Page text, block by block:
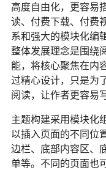
高度自由化，更容易
读、付费下载、付费
系和强大的模块化编
整体发展理念是围绕
能，将核心聚焦在内
过精心设计，只是为
阅读，让作者更容易
主题构建采用模块化
以插入页面的不同位
边栏、底部内容区、
单等。不同的页面也